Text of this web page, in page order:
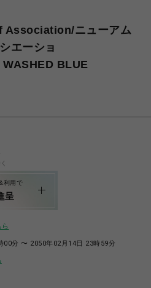
Association/ニューアム
エーショ
BLUE
利用で
呈
ら
00分 〜 2050年02月14日 23時59分